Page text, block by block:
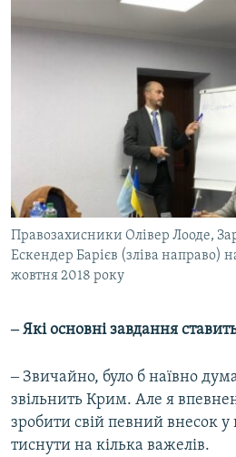
Правозахисники Олівер Лооде,
Ескендер Барієв (зліва направо)
жовтня 2018 року
‒ Які основні завдання
‒ Звичайно, було б наївно
звільнить Крим. Але я
зробити свій певний внесок
тиснути на кілька важелів.